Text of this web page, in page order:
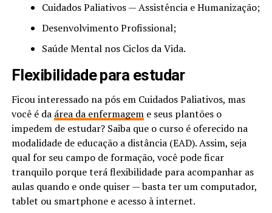
Cuidados Paliativos — Assistência e Humanização;
Desenvolvimento Profissional;
Saúde Mental nos Ciclos da Vida.
Flexibilidade para estudar
Ficou interessado na pós em Cuidados Paliativos, mas
você é da área da enfermageme seus plantões o
impedem de estudar? Saiba que o curso é oferecido na
modalidade de educação a distância (EAD). Assim, seja
qual for seu campo de formação, você pode ficar
tranquilo porque terá flexibilidade para acompanhar as
aulas quando e onde quiser — basta ter um computador,
tablet ou smartphone e acesso à internet.